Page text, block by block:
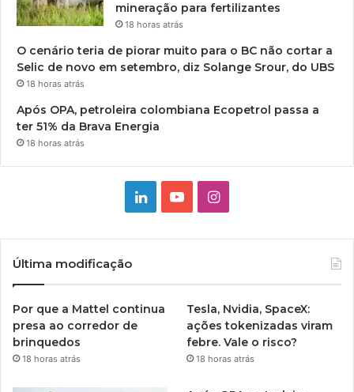
mineração para fertilizantes
18 horas atrás
O cenário teria de piorar muito para o BC não cortar a
Selic de novo em setembro, diz Solange Srour, do UBS
18 horas atrás
Após OPA, petroleira colombiana Ecopetrol passa a
ter 51% da Brava Energia
18 horas atrás
LinkedinYouTubeInstagram
Última modificação
Por que a Mattel continua
presa ao corredor de
brinquedos
18 horas atrás
Tesla, Nvidia, SpaceX:
ações tokenizadas viram
febre. Vale o risco?
18 horas atrás